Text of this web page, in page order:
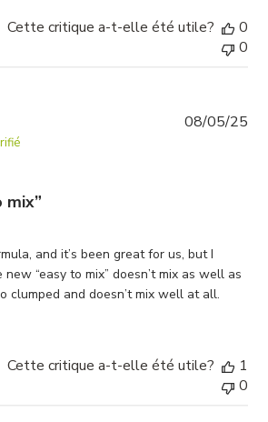
Cette critique a-t-elle été utile?
0
0
mix”
and it’s been great for us, but I
“easy to mix” doesn’t mix as well as
clumped and doesn’t mix well at all.
08/05/25
Cette critique a-t-elle été utile?
1
0